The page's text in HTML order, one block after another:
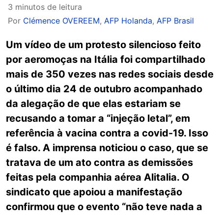
3 minutos de leitura
Por Clémence OVEREEM, AFP Holanda, AFP Brasil
Um vídeo de um protesto silencioso feito
por aeromoças na Itália foi compartilhado
mais de 350 vezes nas redes sociais desde
o último dia 24 de outubro acompanhado
da alegação de que elas estariam se
recusando a tomar a “injeção letal”, em
referência à vacina contra a covid-19. Isso
é falso. A imprensa noticiou o caso, que se
tratava de um ato contra as demissões
feitas pela companhia aérea Alitalia. O
sindicato que apoiou a manifestação
confirmou que o evento “não teve nada a